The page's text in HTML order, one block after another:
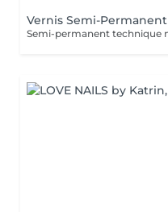
Vernis Semi-Permanent